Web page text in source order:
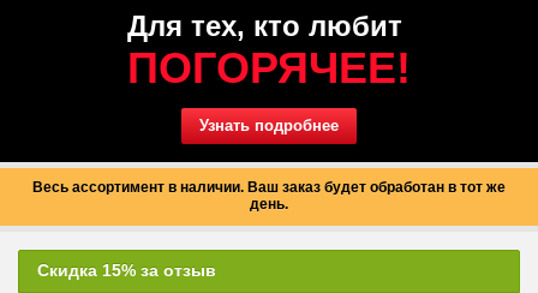
Для тех, кто любит
ПОГОРЯЧЕЕ!
Узнать подробнее
Весь ассортимент в наличии. Ваш заказ будет обработан в тот же
день.
Скидка 15% за отзыв